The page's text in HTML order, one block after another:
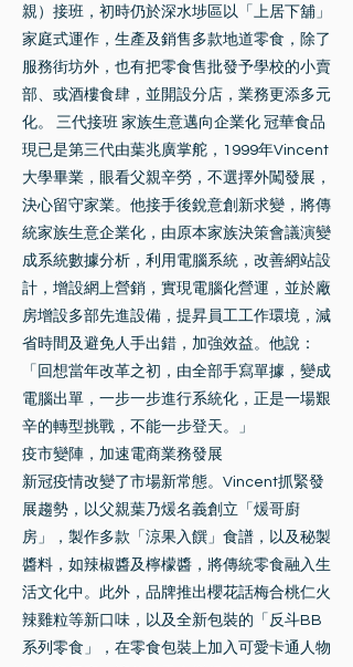
親）接班，初時仍於深水埗區以「上居下舖」
家庭式運作，生產及銷售多款地道零食，除了
服務街坊外，也有把零食售批發予學校的小賣
部、或酒樓食肆，並開設分店，業務更添多元
化。 三代接班 家族生意邁向企業化 冠華食品
現已是第三代由葉兆廣掌舵，1999年Vincent
大學畢業，眼看父親辛勞，不選擇外闖發展，
決心留守家業。他接手後銳意創新求變，將傳
統家族生意企業化，由原本家族決策會議演變
成系統數據分析，利用電腦系統，改善網站設
計，增設網上營銷，實現電腦化營運，並於廠
房增設多部先進設備，提昇員工工作環境，減
省時間及避免人手出錯，加強效益。他說：
「回想當年改革之初，由全部手寫單據，變成
電腦出單，一步一步進行系統化，正是一場艱
辛的轉型挑戰，不能一步登天。」
疫市變陣，加速電商業務發展
新冠疫情改變了市場新常態。Vincent抓緊發
展趨勢，以父親葉乃煖名義創立「煖哥廚
房」，製作多款「涼果入饌」食譜，以及秘製
醬料，如辣椒醬及檸檬醬，將傳統零食融入生
活文化中。此外，品牌推出櫻花話梅合桃仁火
辣雞粒等新口味，以及全新包裝的「反斗BB
系列零食」，在零食包裝上加入可愛卡通人物